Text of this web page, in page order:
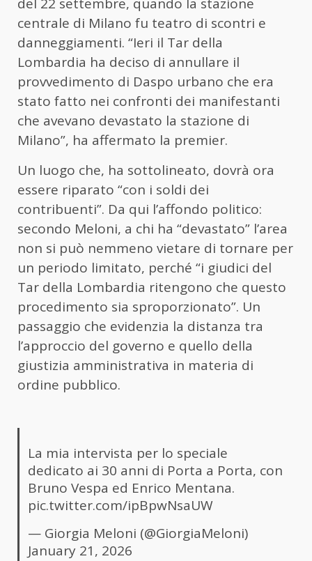
del 22 settembre, quando la stazione
centrale di Milano fu teatro di scontri e
danneggiamenti. “Ieri il Tar della
Lombardia ha deciso di annullare il
provvedimento di Daspo urbano che era
stato fatto nei confronti dei manifestanti
che avevano devastato la stazione di
Milano”, ha affermato la premier.
Un luogo che, ha sottolineato, dovrà ora
essere riparato “con i soldi dei
contribuenti”. Da qui l’affondo politico:
secondo Meloni, a chi ha “devastato” l’area
non si può nemmeno vietare di tornare per
un periodo limitato, perché “i giudici del
Tar della Lombardia ritengono che questo
procedimento sia sproporzionato”. Un
passaggio che evidenzia la distanza tra
l’approccio del governo e quello della
giustizia amministrativa in materia di
ordine pubblico.
La mia intervista per lo speciale
dedicato ai 30 anni di Porta a Porta, con
Bruno Vespa ed Enrico Mentana.
pic.twitter.com/ipBpwNsaUW
— Giorgia Meloni (@GiorgiaMeloni)
January 21, 2026